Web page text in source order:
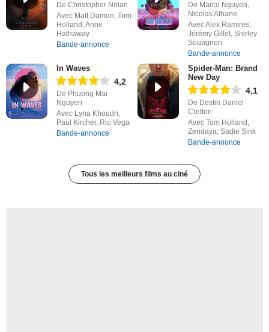
De Christopher Nolan
Avec Matt Damon, Tom
Holland, Anne
Hathaway
Bande-annonce
De Marco Nguyen,
Nicolas Athane
Avec Alex Ramires,
Jérémy Gillet, Shirley
Souagnon
Bande-annonce
In Waves
4,2
De Phuong Mai
Nguyen
Avec Lyna Khoudri,
Paul Kircher, Rio Vega
Bande-annonce
Spider-Man: Brand
New Day
4,1
De Destin Daniel
Cretton
Avec Tom Holland,
Zendaya, Sadie Sink
Bande-annonce
Tous les meilleurs films au ciné